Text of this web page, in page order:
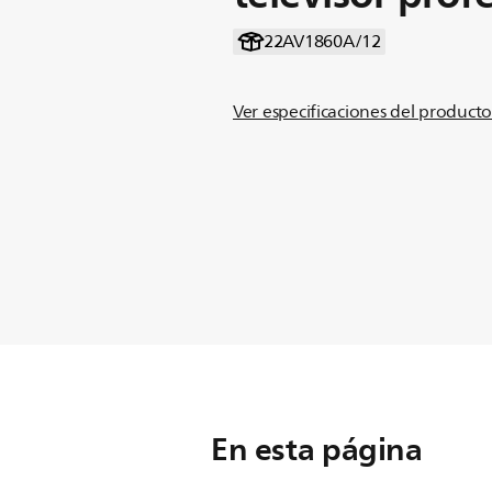
22AV1860A/12
Ver especificaciones del producto
En esta página